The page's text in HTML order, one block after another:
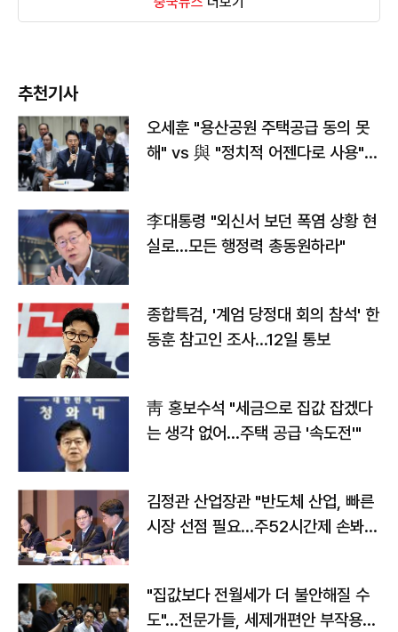
추천기사
오세훈 "용산공원 주택공급 동의 못
해" vs 與 "정치적 어젠다로 사용"
李대통령 "외신서 보던 폭염 상황 현
실로…모든 행정력 총동원하라"
종합특검, '계엄 당정대 회의 참석' 한
동훈 참고인 조사...12일 통보
靑 홍보수석 "세금으로 집값 잡겠다
는 생각 없어…주택 공급 '속도전'"
김정관 산업장관 "반도체 산업, 빠른
시장 선점 필요…주52시간제 손봐
"집값보다 전월세가 더 불안해질 수
도"…전문가들, 세제개편안 부작용